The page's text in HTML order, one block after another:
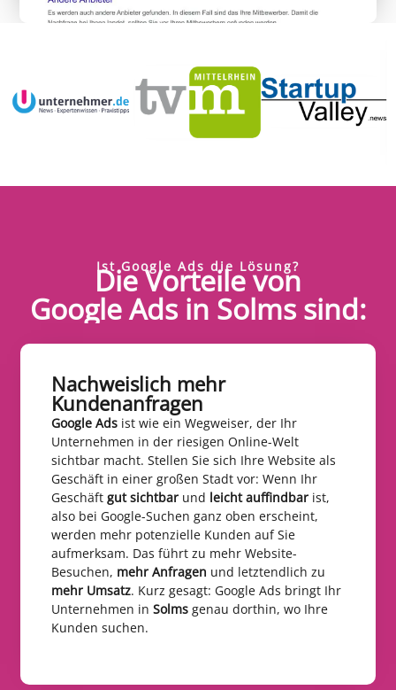
Ist Google Ads die Lösung?
Die Vorteile von
Google Ads in Solms sind:
Nachweislich mehr
Kundenanfragen​
Google Ads ist wie ein Wegweiser, der Ihr
Unternehmen in der riesigen Online-Welt
sichtbar macht. Stellen Sie sich Ihre Website als
Geschäft in einer großen Stadt vor: Wenn Ihr
Geschäft gut sichtbar und leicht auffindbar ist,
also bei Google-Suchen ganz oben erscheint,
werden mehr potenzielle Kunden auf Sie
aufmerksam. Das führt zu mehr Website-
Besuchen, mehr Anfragen und letztendlich zu
mehr Umsatz. Kurz gesagt: Google Ads bringt Ihr
Unternehmen in Solms genau dorthin, wo Ihre
Kunden suchen.